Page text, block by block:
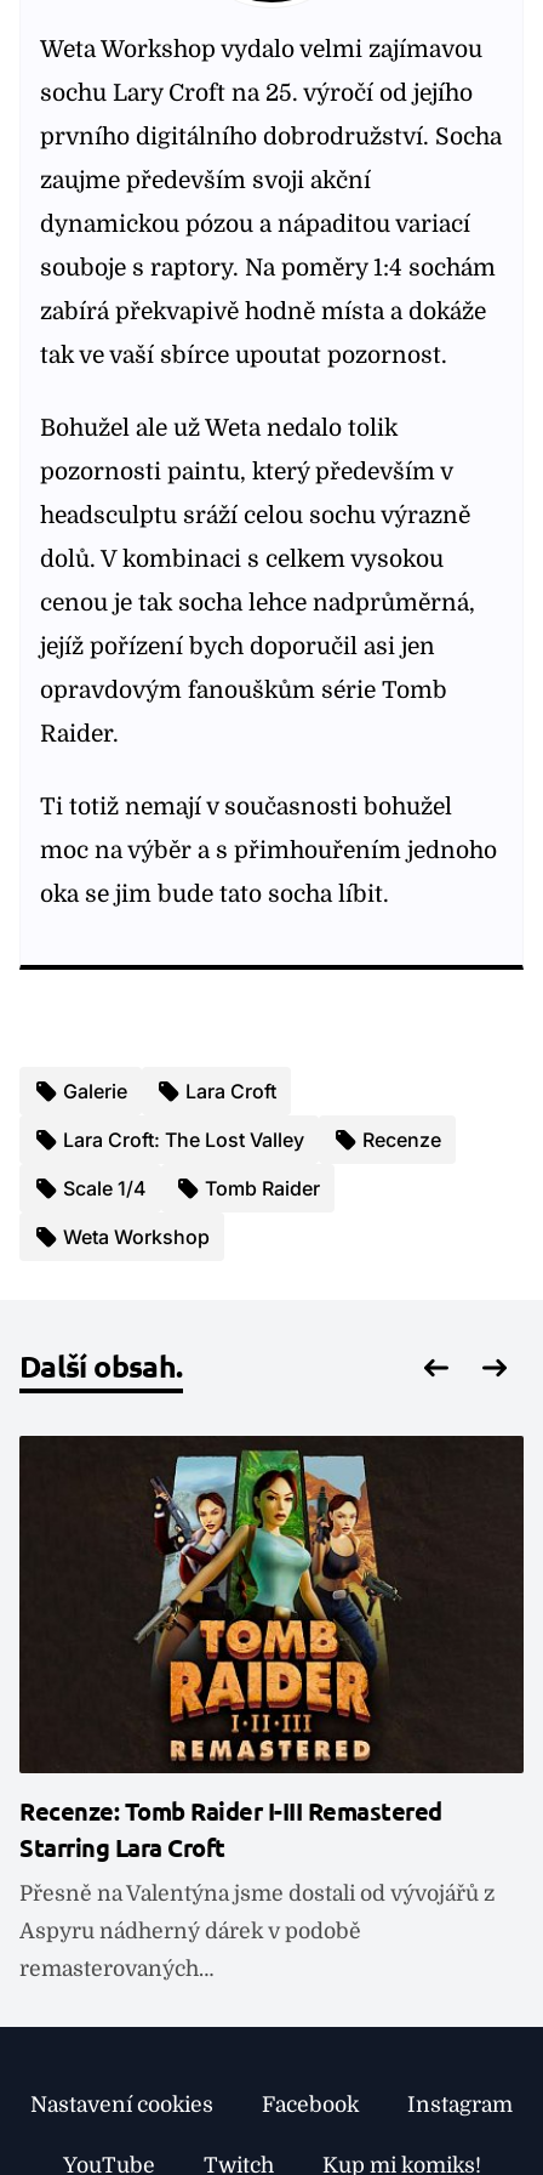
Weta Workshop vydalo velmi zajímavou
sochu Lary Croft na 25. výročí od jejího
prvního digitálního dobrodružství. Socha
zaujme především svoji akční
dynamickou pózou a nápaditou variací
souboje s raptory. Na poměry 1:4 sochám
zabírá překvapivě hodně místa a dokáže
tak ve vaší sbírce upoutat pozornost.
Bohužel ale už Weta nedalo tolik
pozornosti paintu, který především v
headsculptu sráží celou sochu výrazně
dolů. V kombinaci s celkem vysokou
cenou je tak socha lehce nadprůměrná,
jejíž pořízení bych doporučil asi jen
opravdovým fanouškům série Tomb
Raider.
Ti totiž nemají v současnosti bohužel
moc na výběr a s přimhouřením jednoho
oka se jim bude tato socha líbit.
Galerie
Lara Croft
Lara Croft: The Lost Valley
Recenze
Scale 1/4
Tomb Raider
Weta Workshop
Další obsah.
Recenze: Tomb Raider I-III Remastered
Starring Lara Croft
Přesně na Valentýna jsme dostali od vývojářů z
Aspyru nádherný dárek v podobě
remasterovaných…
Nastavení cookies Facebook Instagram
YouTube Twitch Kup mi komiks!